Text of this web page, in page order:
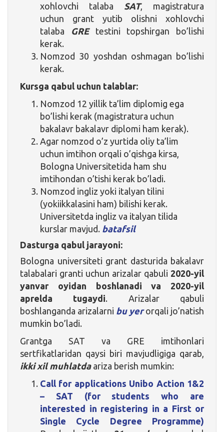
xohlovchi talaba SAT, magistratura
uchun grant yutib olishni xohlovchi
talaba
GREtestini topshirgan bo’lishi
kerak.
Nomzod 30 yoshdan oshmagan bo’lishi
kerak.
Kursga qabul uchun talablar:
Nomzod 12 yillik ta’lim diplomig ega
bo’lishi kerak (magistratura uchun
bakalavr bakalavr diplomi ham kerak).
Agar nomzod o’z yurtida oliy ta’lim
uchun imtihon orqali o’qishga kirsa,
Bologna Universitetida ham shu
imtihondan o’tishi kerak bo’ladi.
Nomzod ingliz yoki italyan tilini
(yokiikkalasini ham) bilishi kerak.
Universitetda ingliz va italyan tilida
kurslar mavjud. batafsil
Dasturga qabul jarayoni:
Bologna universiteti grant dasturida bakalavr
talabalari granti uchun arizalar qabuli 2020-yil
yanvar oyidan boshlanadi va 2020-yil
aprelda tugaydi. Arizalar qabuli
boshlanganda arizalarni bu yerorqali jo’natish
mumkin bo’ladi.
Grantga SAT va GRE imtihonlari
sertfikatlaridan qaysi biri mavjudligiga qarab,
ikki xil muhlatdaariza berish mumkin:
Call for applications Unibo Action 1&2
– SAT (for students who are
interested in registering in a First or
Single Cycle Degree Programme)